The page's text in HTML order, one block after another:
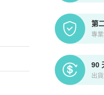
第
專
90
出